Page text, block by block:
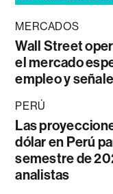
MERCADOS
Wall Street
el mercado
empleo y
PERÚ
Las
dólar en Perú
semestre de
analistas